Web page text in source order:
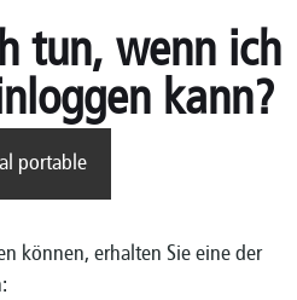
tun, wenn ich
kann?
portable
können, erhalten Sie eine der